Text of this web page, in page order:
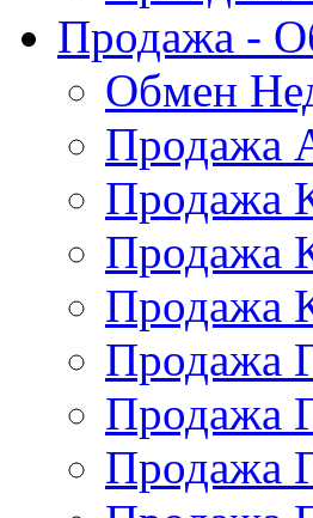
Продажа -
Обмен
Продажа
Продажа
Продажа
Продажа
Продажа
Продажа
Продажа